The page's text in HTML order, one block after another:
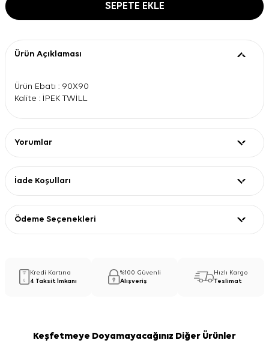
SEPETE EKLE
Ürün Açıklaması
Ürün Ebatı : 90X90
Kalite : İPEK TWİLL
Yorumlar
İade Koşulları
Ödeme Seçenekleri
Kredi Kartına
4 Taksit İmkanı
%100 Güvenli
Alışveriş
Hızlı Kargo
Teslimat
Keşfetmeye Doyamayacağınız Diğer Ürünler